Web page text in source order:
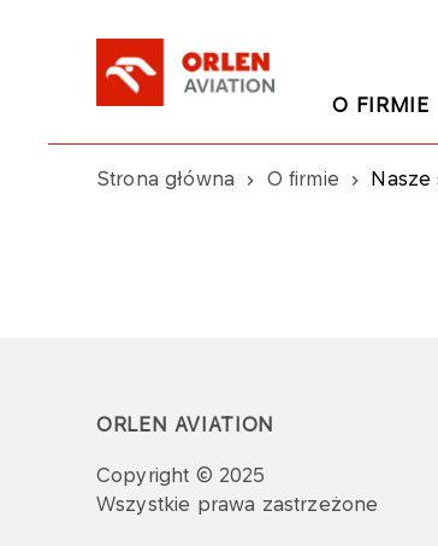
O FIRMIE
Strona główna O firmie Nasze
ORLEN AVIATION
Copyright © 2025
Wszystkie prawa zastrzeżone